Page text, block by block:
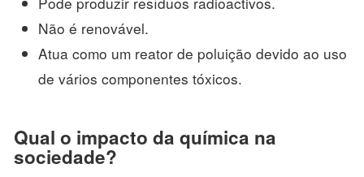
Não é renovável.
Atua como um reator de poluição devido ao uso
de vários componentes tóxicos.
Qual o impacto da química na
sociedade?